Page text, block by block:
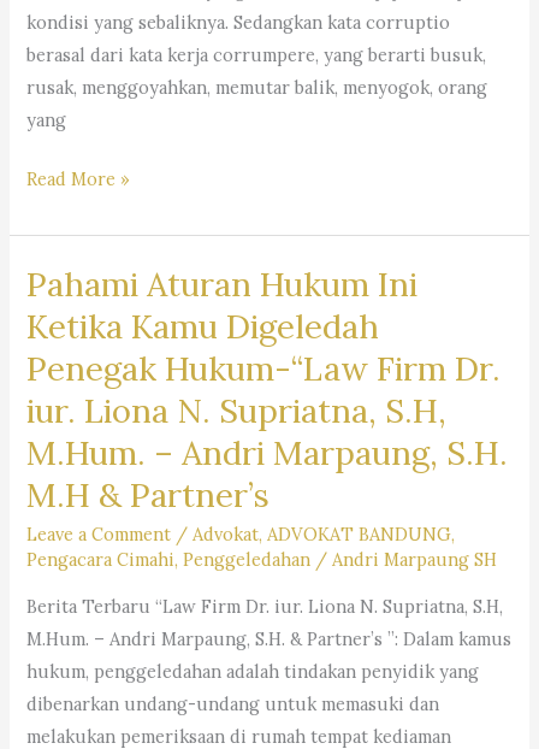
Liona
N.
Supriatna.,
S.H.,
–
S.H.
&
Partners
kondisi yang sebaliknya. Sedangkan kata corruptio
berasal dari kata kerja corrumpere, yang berarti busuk,
rusak, menggoyahkan, memutar balik, menyogok, orang
yang
Ulasan
Korupsi
dan
Bentuknya-“Law
Firm
Dr.
iur. Liona
N.
Supriatna,
S.H,
M.Hum. –
Andri
Marpaung,
S.H.
&
Partner’s
Read More »
Pahami Aturan Hukum Ini
Ketika Kamu Digeledah
Penegak Hukum-“Law Firm Dr.
iur. Liona N. Supriatna, S.H,
M.Hum. – Andri Marpaung, S.H.
M.H & Partner’s
Leave a Comment /Advokat,ADVOKAT BANDUNG,
Pengacara Cimahi,Penggeledahan /Andri Marpaung SH
Berita Terbaru “Law Firm Dr. iur. Liona N. Supriatna, S.H,
M.Hum. – Andri Marpaung, S.H. & Partner’s ”: Dalam kamus
hukum, penggeledahan adalah tindakan penyidik yang
dibenarkan undang-undang untuk memasuki dan
melakukan pemeriksaan di rumah tempat kediaman